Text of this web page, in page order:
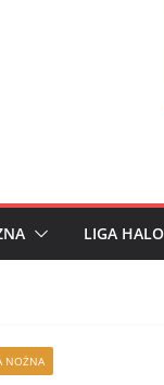
LIGA
NOŻNA